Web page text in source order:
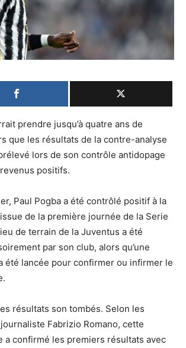
prendre jusqu’à quatre ans de
que les résultats de la contre-analyse
lors de son contrôle antidopage
positifs.
Paul Pogba a été contrôlé positif à la
de la première journée de la Serie
de terrain de la Juventus a été
par son club, alors qu’une
été lancée pour confirmer ou infirmer le
résultats son tombés. Selon les
Fabrizio Romano, cette
a confirmé les premiers résultats avec